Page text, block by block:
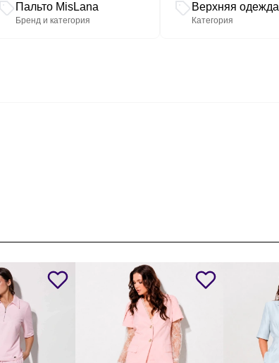
Пальто MisLana
Бренд и категория
Верхняя одежда
Категория